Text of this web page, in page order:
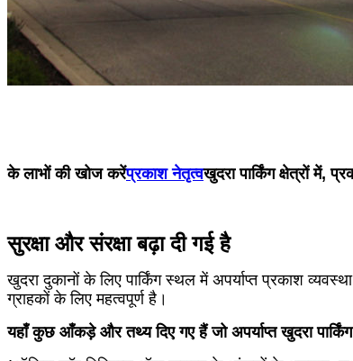
के लाभों की खोज करेंप्रकाश नेतृत्वखुदरा पार्किंग क्षेत्रों में,
सुरक्षा और संरक्षा बढ़ा दी गई है
खुदरा दुकानों के लिए पार्किंग स्थल में अपर्याप्त प्रकाश
ग्राहकों के लिए महत्वपूर्ण है।
यहाँ कुछ आँकड़े और तथ्य दिए गए हैं जो अपर्याप्त खुदरा